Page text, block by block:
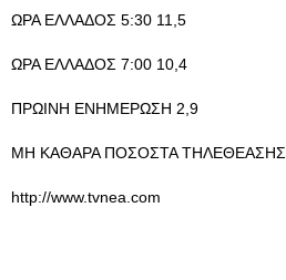
ΩΡΑ ΕΛΛΑΔΟΣ 5:30 11,5
ΩΡΑ ΕΛΛΑΔΟΣ 7:00 10,4
ΠΡΩΙΝΗ ΕΝΗΜΕΡΩΣΗ 2,9
ΜΗ ΚΑΘΑΡΑ ΠΟΣΟΣΤΑ ΤΗΛΕΘΕΑΣΗΣ
http://www.tvnea.com